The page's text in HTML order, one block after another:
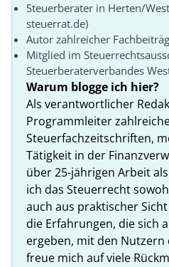
Steuerberater in Herten/
steuerrat.de)
Autor zahlreicher
Mitglied im
Steuerberaterverbandes
Warum blogge ich hier?
Als verantwortlicher
Programmleiter
Steuerfachzeitschriften,
Tätigkeit in der
über 25-jährigen Arbeit
ich das Steuerrecht
auch aus praktischer
die Erfahrungen, die sich
ergeben, mit den Nutzern
freue mich auf viele